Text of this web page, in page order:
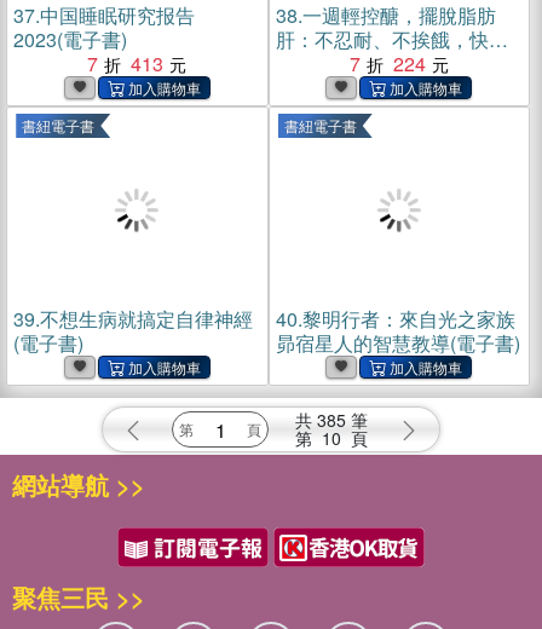
37.中国睡眠研究报告
2023(電子書)
7
413
38.一週輕控醣，擺脫脂肪
肝：不忍耐、不挨餓，快速
減去內臟脂肪(電子書)
7 224
書紐電子書
39.不想生病就搞定自律神經
(電子書)
書紐電子書
40.黎明行者：來自光之家族
昴宿星人的智慧教導(電子書)
共 385 筆
第 10 頁
網站導航 >>
聚焦三民 >>